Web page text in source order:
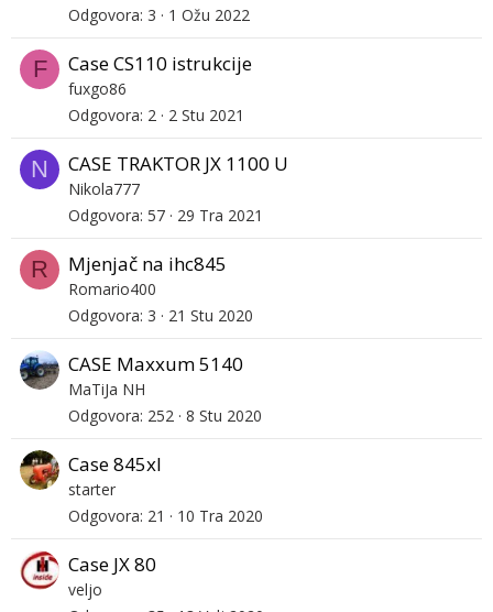
Odgovora 3 1 Ožu 2022
F Case CS110 istrukcije
fuxgo86
Odgovora 2 2 Stu 2021
N CASE TRAKTOR JX 1100 U
Nikola777
Odgovora 57 29 Tra 2021
R Mjenjač na ihc845
Romario400
Odgovora 3 21 Stu 2020
CASE Maxxum 5140
MaTiJa NH
Odgovora 252 8 Stu 2020
Case 845xl
starter
Odgovora 21 10 Tra 2020
Case JX 80
veljo